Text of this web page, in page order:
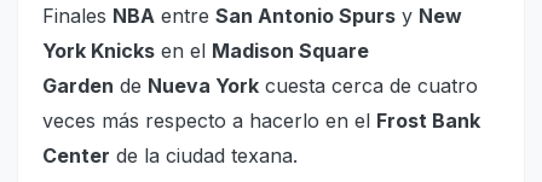
Finales NBA entre San Antonio Spurs y New
York Knicks en el Madison Square
Garden de Nueva York cuesta cerca de cuatro
veces más respecto a hacerlo en el Frost Bank
Center de la ciudad texana.